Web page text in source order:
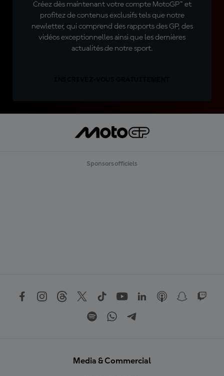
Créez dès maintenant votre compte MotoGP™ et
profitez de contenus exclusifs tels que notre
newletter, qui comprend des rapports des GP, des
vidéos exceptionnelles ainsi que les dernières
actualités de notre sport.
Sponsors officiels
Media & Commercial